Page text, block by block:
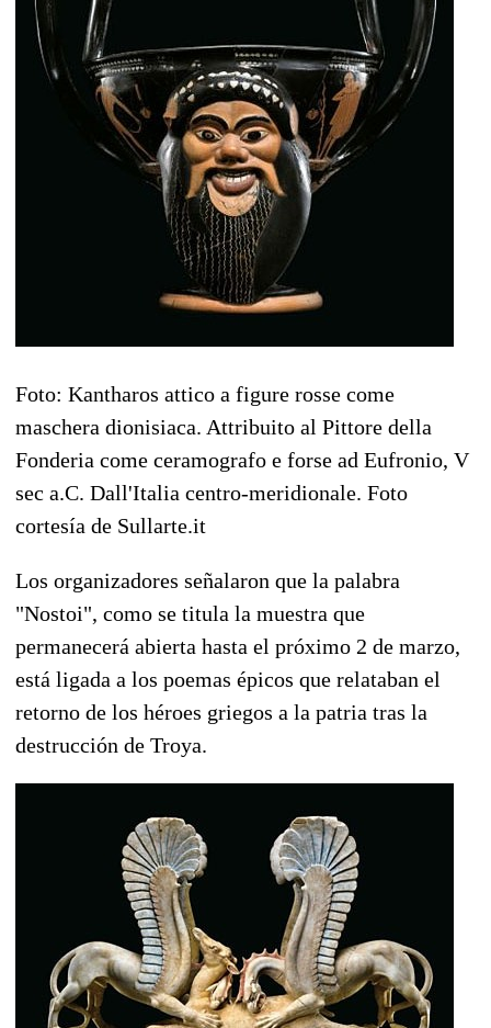
Foto: Kantharos attico a figure rosse come
maschera dionisiaca. Attribuito al Pittore della
Fonderia come ceramografo e forse ad Eufronio, V
sec a.C. Dall'Italia centro-meridionale. Foto
cortesía de Sullarte.it
Los organizadores señalaron que la palabra
"Nostoi", como se titula la muestra que
permanecerá abierta hasta el próximo 2 de marzo,
está ligada a los poemas épicos que relataban el
retorno de los héroes griegos a la patria tras la
destrucción de Troya.